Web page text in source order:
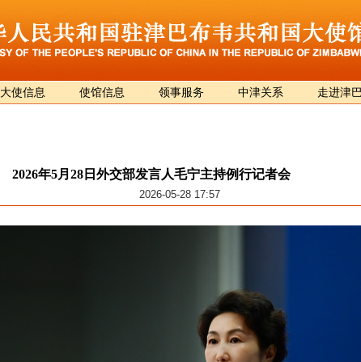
大使信息 使馆信息 领事服务 中津关系 走进津
2026年5月28日外交部发言人毛宁主持例行记者会
2026-05-28 17:57